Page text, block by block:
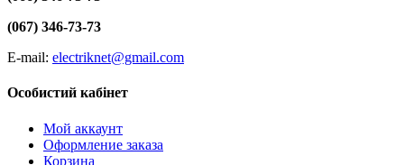
(067) 346-73-73
E-mail: electriknet@gmail.com
Особистий кабінет
Мой аккаунт
Оформление заказа
Корзина